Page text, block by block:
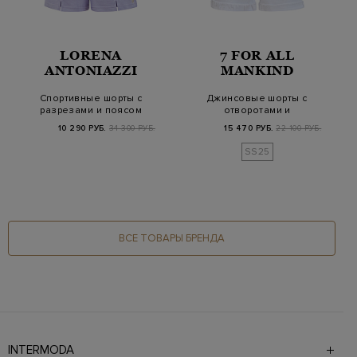
LORENA
ANTONIAZZI
Спортивные шорты с
разрезами и поясом
10 290 РУБ. 34 300 РУБ.
7 FOR ALL
MANKIND
Джинсовые шорты с
отворотами и
эффектом
15 470 РУБ. 22 100 РУБ.
SS25
ВСЕ ТОВАРЫ БРЕНДА
INTERMODA